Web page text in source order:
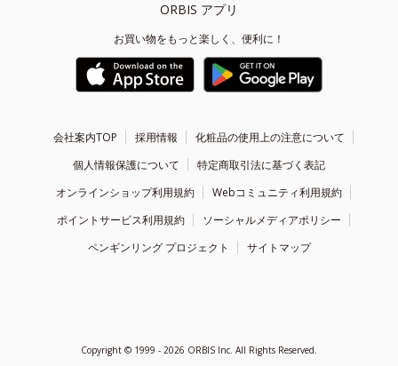
ORBIS アプリ
お買い物をもっと楽しく、便利に！
会社案内TOP 採用情報
化粧品の使用上の注意について
個人情報保護について
特定商取引法に基づく表記
オンラインショップ利用規約
Webコミュニティ利用規約
ポイントサービス利用規約
ソーシャルメディアポリシー
ペンギンリング プロジェクト
サイトマップ
Copyright © 1999 - 2026 ORBIS Inc. All Rights Reserved.